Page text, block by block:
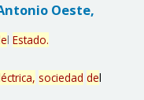
Oeste,
l Estado.
sociedad del